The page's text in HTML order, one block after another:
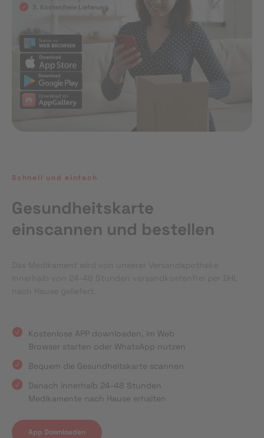
3. Kostenfreie Lieferung
Schnell und einfach
Gesundheitskarte
einscannen und bestellen
Kostenlose APP downloaden, im Web
Browser starten oder WhatsApp nutzen
Bequem die Gesundheitskarte scannen
Danach innerhalb 24-48 Stunden
Medikamente nach Hause erhalten
App Downloaden